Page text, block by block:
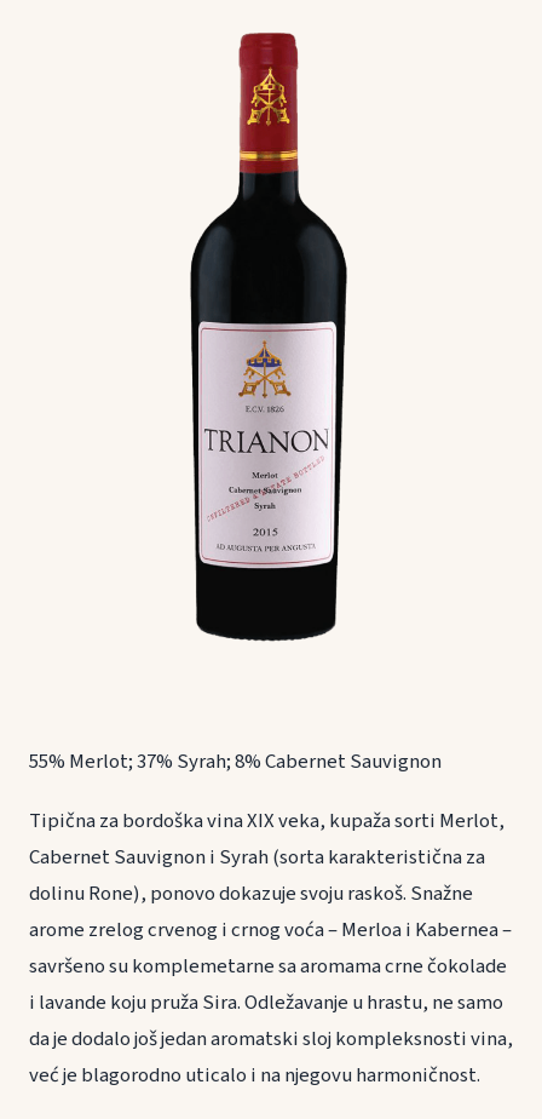
55% Merlot; 37% Syrah; 8% Cabernet Sauvignon
Tipična za bordoška vina XIX veka, kupaža sorti Merlot,
Cabernet Sauvignon i Syrah (sorta karakteristična za
dolinu Rone), ponovo dokazuje svoju raskoš. Snažne
arome zrelog crvenog i crnog voća – Merloa i Kabernea –
savršeno su komplemetarne sa aromama crne čokolade
i lavande koju pruža Sira. Odležavanje u hrastu, ne samo
da je dodalo još jedan aromatski sloj kompleksnosti vina,
već je blagorodno uticalo i na njegovu harmoničnost.